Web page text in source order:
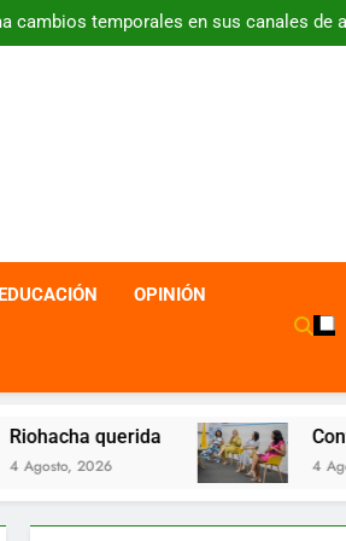
para los empleadores afiliados a
La Guajira superan los $40 millones en
cambios temporales en sus canales de
para los empleadores afiliados a
Guajira superan los $40 millones en
EDUCACIÓN OPINIÓN
Conversatorio sobre salud
4 Agosto, 2026